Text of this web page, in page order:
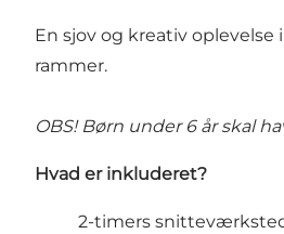
En sjov og kreativ oplevelse
rammer.
OBS! Børn under 6 år skal
Hvad er inkluderet?
2-timers